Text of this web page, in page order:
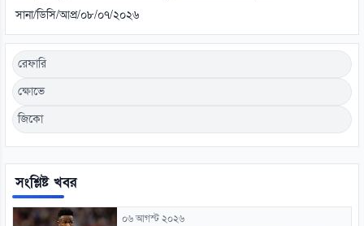
সানা/ডিসি/আপ্র/০৮/০৭/২০২৬
রেফারি
ক্ষোভে
জিকো
সংশ্লিষ্ট খবর
০৬ আগস্ট ২০২৬